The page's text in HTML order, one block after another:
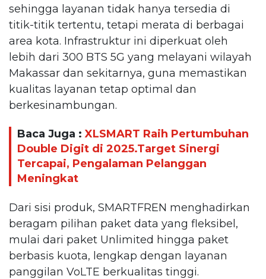
sehingga layanan tidak hanya tersedia di
titik-titik tertentu, tetapi merata di berbagai
area kota. Infrastruktur ini diperkuat oleh
lebih dari 300 BTS 5G yang melayani wilayah
Makassar dan sekitarnya, guna memastikan
kualitas layanan tetap optimal dan
berkesinambungan.
Baca Juga :XLSMART Raih Pertumbuhan
Double Digit di 2025.Target Sinergi
Tercapai, Pengalaman Pelanggan
Meningkat
Dari sisi produk, SMARTFREN menghadirkan
beragam pilihan paket data yang fleksibel,
mulai dari paket Unlimited hingga paket
berbasis kuota, lengkap dengan layanan
panggilan VoLTE berkualitas tinggi.